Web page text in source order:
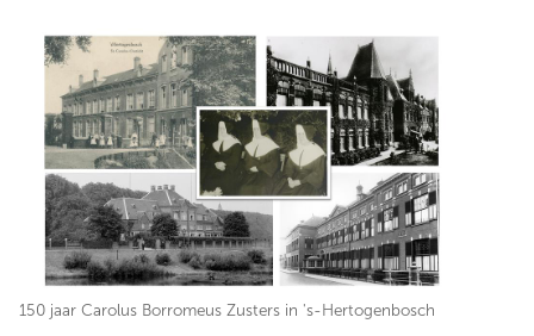
150 jaar Carolus Borromeus Zusters in 's-Hertogenbosch